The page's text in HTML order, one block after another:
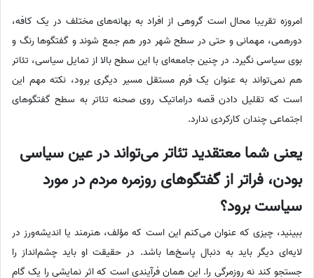
امروزه تقریبا محال است گروهی از افراد به بهانه‌های مختلف در یک کافه،
دورهمی، مهمانی و حتی در سطح شهر دور هم جمع شوند و گفتگوها رنگ و
بوی سیاسی نگیرد. در چنین جامعه‌ای با این سطح بالا از تمایل سیاسی، تئاتر
هم نمی‌تواند به عنوان یک فرم مستقل مسیر دیگری برود، نکته مهم این
است که تقلیل دادن قصه دراماتیک روی صحنه تئاتر به سطح گفتگوهای
اجتماعی چندان کارکردی ندارد.
یعنی شما معتقدید تئاتر می‌تواند در عین سیاسی
بودن، فراتر از گفتگوهای روزمره مردم در مورد
سیاست برود؟
ببینید، چیزی که عنوان می‌کنم این است که مؤلف، هنرمند یا اندیشه‌ورز در
لایه‌ای دیگر باید به دنبال پاسخ‌ها باشد. در حقیقت او باید چشم‌انداز را
جستجو کند نه روزمرگی را. این همان فرآیندی است که اثر نمایشی را یک گام